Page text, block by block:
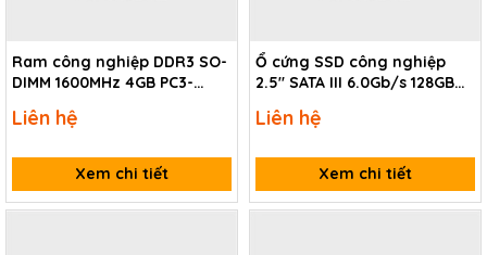
Ram công nghiệp DDR3 SO-
DIMM 1600MHz 4GB PC3-
S3SUSPM1604G
Liên hệ
Xem chi tiết
Ổ cứng SSD công nghiệp
2.5" SATA III 6.0Gb/s 128GB
Liên hệ
Xem chi tiết